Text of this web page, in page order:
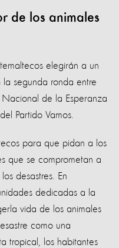
de los animales
elegirán a un
segunda ronda entre
de la Esperanza
Partido Vamos.
para que pidan a los
que se comprometan a
desastres. En
dedicadas a la
vida de los animales
como una
tropical, los habitantes